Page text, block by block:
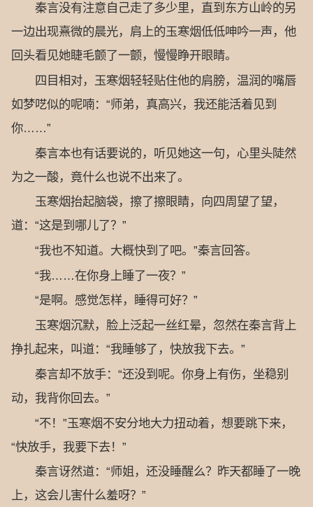
秦言没有注意自己走了多少里，直到东方山岭的另
一边出现熹微的晨光，肩上的玉寒烟低低呻吟一声，他
回头看见她睫毛颤了一颤，慢慢睁开眼睛。
四目相对，玉寒烟轻轻贴住他的肩膀，温润的嘴唇
如梦呓似的呢喃：“师弟，真高兴，我还能活着见到
你……”
秦言本也有话要说的，听见她这一句，心里头陡然
为之一酸，竟什么也说不出来了。
玉寒烟抬起脑袋，擦了擦眼睛，向四周望了望，
道：“这是到哪儿了？”
“我也不知道。大概快到了吧。”秦言回答。
“我……在你身上睡了一夜？”
“是啊。感觉怎样，睡得可好？”
玉寒烟沉默，脸上泛起一丝红晕，忽然在秦言背上
挣扎起来，叫道：“我睡够了，快放我下去。”
秦言却不放手：“还没到呢。你身上有伤，坐稳别
动，我背你回去。”
“不！”玉寒烟不安分地大力扭动着，想要跳下来，
“快放手，我要下去！”
秦言讶然道：“师姐，还没睡醒么？昨天都睡了一晚
上，这会儿害什么羞呀？”